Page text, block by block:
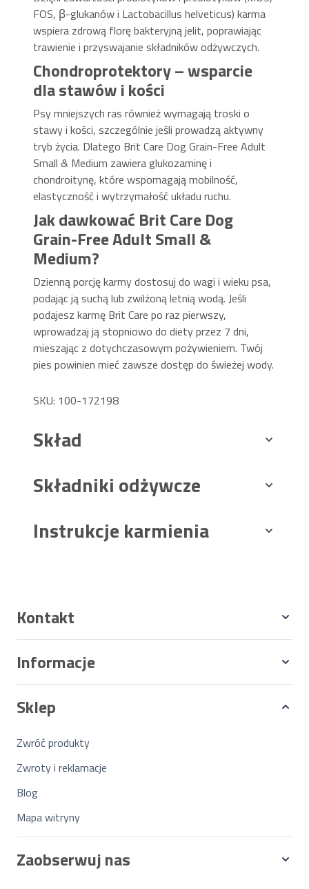
FOS, β-glukanów i Lactobacillus helveticus) karma
wspiera zdrową florę bakteryjną jelit, poprawiając
trawienie i przyswajanie składników odżywczych.
Chondroprotektory – wsparcie
dla stawów i kości
Psy mniejszych ras również wymagają troski o
stawy i kości, szczególnie jeśli prowadzą aktywny
tryb życia. Dlatego Brit Care Dog Grain-Free Adult
Small & Medium zawiera glukozaminę i
chondroitynę, które wspomagają mobilność,
elastyczność i wytrzymałość układu ruchu.
Jak dawkować Brit Care Dog
Grain-Free Adult Small &
Medium?
Dzienną porcję karmy dostosuj do wagi i wieku psa,
podając ją suchą lub zwilżoną letnią wodą. Jeśli
podajesz karmę Brit Care po raz pierwszy,
wprowadzaj ją stopniowo do diety przez 7 dni,
mieszając z dotychczasowym pożywieniem. Twój
pies powinien mieć zawsze dostęp do świeżej wody.
SKU: 100-172198
Skład
Składniki odżywcze
Instrukcje karmienia
Kontakt
Informacje
Sklep
Zwróć produkty
Zwroty i reklamacje
Blog
Mapa witryny
Zaobserwuj nas